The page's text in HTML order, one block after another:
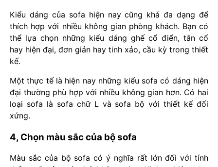
Kiểu dáng của sofa hiện nay cũng khá đa dạng để
thích hợp với nhiều không gian phòng khách. Bạn có
thể lựa chọn những kiểu dáng ghế cổ điển, tân cổ
hay hiện đại, đơn giản hay tinh xảo, cầu kỳ trong thiết
kế.
Một thực tế là hiện nay những kiểu sofa có dáng hiện
đại thường phù hợp với nhiều không gian hơn. Có hai
loại sofa là sofa chữ L và sofa bộ với thiết kế đối
xứng.
4, Chọn màu sắc của bộ sofa
Màu sắc của bộ sofa có ý nghĩa rất lớn đối với tính